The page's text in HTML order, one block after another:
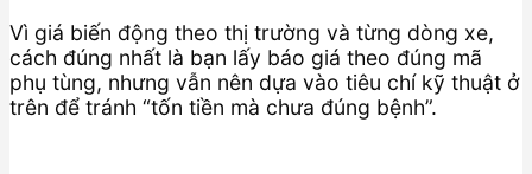
Vì giá biến động theo thị trường và từng dòng xe,
cách đúng nhất là bạn lấy báo giá theo đúng mã
phụ tùng, nhưng vẫn nên dựa vào tiêu chí kỹ thuật ở
trên để tránh “tốn tiền mà chưa đúng bệnh”.